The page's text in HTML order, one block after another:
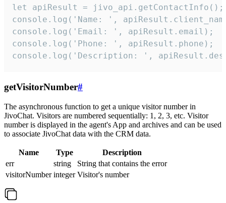
let apiResult = jivo_api.getContactInfo();
console.log('Name: ',
console.log('Email: ', apiResult.email);
console.log('Phone: ', apiResult.phone);
console.log('Description: ',
getVisitorNumber#
The asynchronous function to get a unique visitor number in
JivoChat. Visitors are numbered sequentially: 1, 2, 3, etc. Visitor
number is displayed in the agent's App and archives and can be used
to associate JivoChat data with the CRM data.
Name Type
Description
err
string
String that contains the error
visitorNumber integer Visitor's number